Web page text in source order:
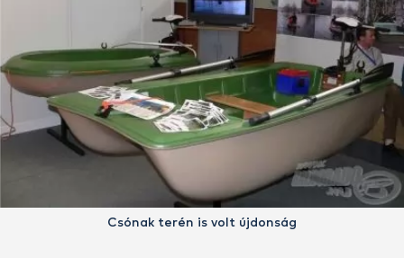
Csónak terén is volt újdonság